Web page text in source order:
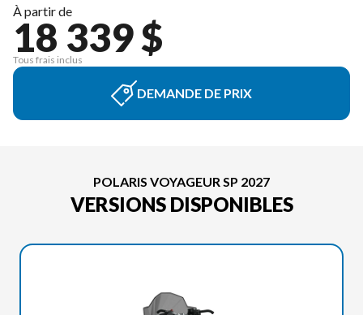
À partir de
18 339 $
Tous frais inclus
DEMANDE DE PRIX
POLARIS VOYAGEUR SP 2027
VERSIONS DISPONIBLES